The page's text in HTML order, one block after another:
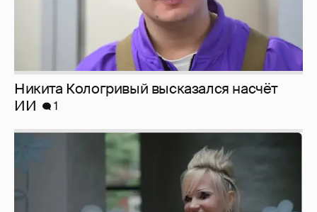
Певица Глюкоза рассказала о съёмках для
эротического журнала
3